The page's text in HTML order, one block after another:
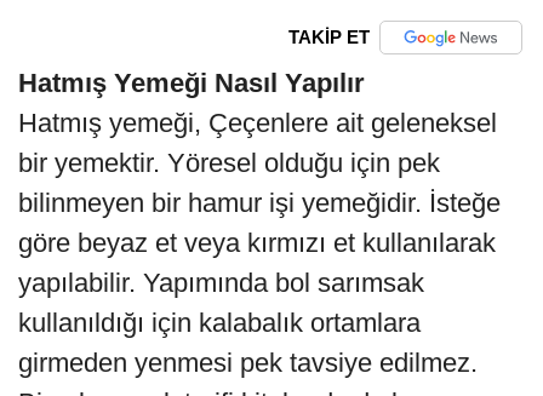
TAKİP ET
Hatmış Yemeği Nasıl Yapılır
Hatmış yemeği, Çeçenlere ait geleneksel
bir yemektir. Yöresel olduğu için pek
bilinmeyen bir hamur işi yemeğidir. İsteğe
göre beyaz et veya kırmızı et kullanılarak
yapılabilir. Yapımında bol sarımsak
kullanıldığı için kalabalık ortamlara
girmeden yenmesi pek tavsiye edilmez.